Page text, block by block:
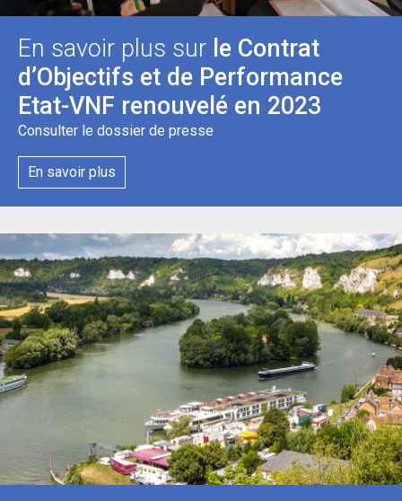
En savoir plus sur le Contrat
d’Objectifs et de Performance
Etat-VNF renouvelé en 2023
Consulter le dossier de presse
En savoir plus